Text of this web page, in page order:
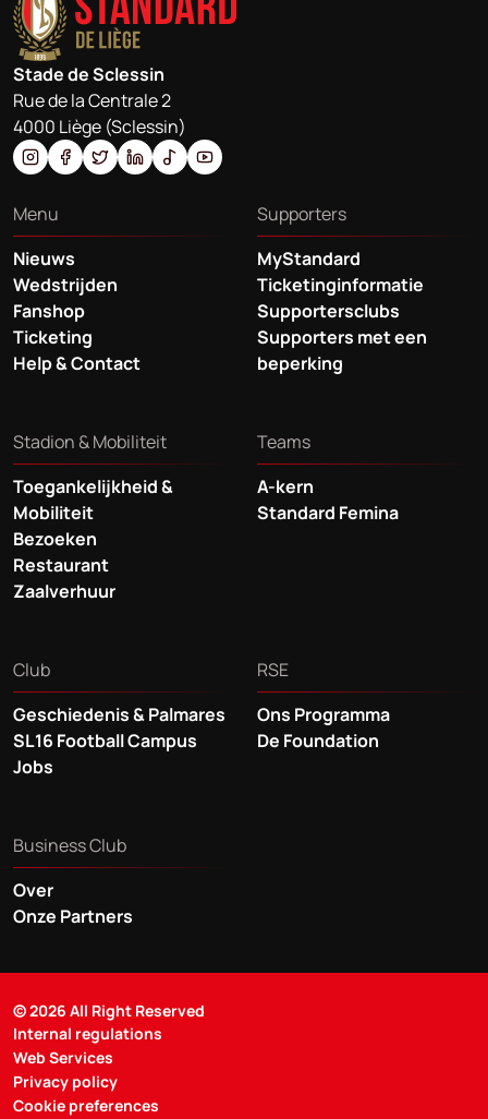
Stade de Sclessin
Rue de la Centrale 2
4000 Liège (Sclessin)
Menu
Nieuws
Wedstrijden
Fanshop
Ticketing
Help & Contact
Supporters
MyStandard
Ticketinginformatie
Supportersclubs
Supporters met een
beperking
Stadion & Mobiliteit
Toegankelijkheid &
Mobiliteit
Bezoeken
Restaurant
Zaalverhuur
Teams
A-kern
Standard Femina
Club
Geschiedenis & Palmares
SL16 Football Campus
Jobs
RSE
Ons Programma
De Foundation
Business Club
Over
Onze Partners
© 2026 All Right Reserved
Internal regulations
Web Services
Privacy policy
Cookie preferences